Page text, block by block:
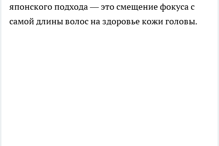
японского подхода — это смещение фокуса с
самой длины волос на здоровье кожи головы.